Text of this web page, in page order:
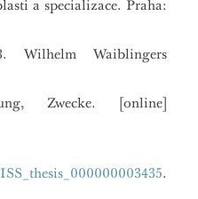
a specializace. Praha:
Wilhelm Waiblingers
Zwecke. [online]
.